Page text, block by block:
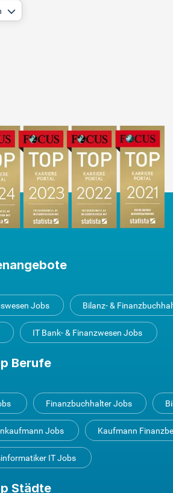
Jobs Bilanz- &
IT Bank- & Finanzwesen Jobs
Berufe
Finanzbuchhalter Jobs
Jobs Kaufmann
IT Jobs
Städte